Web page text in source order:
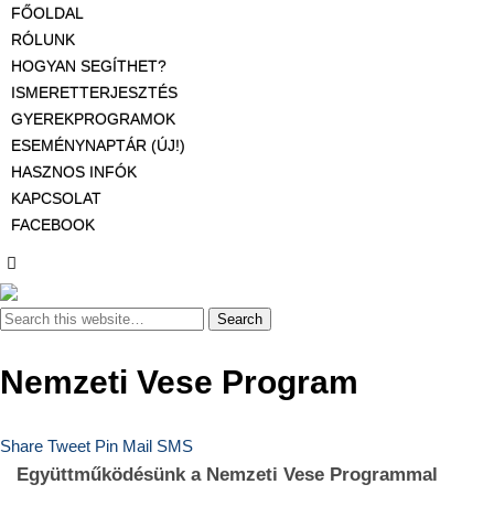
FŐOLDAL
RÓLUNK
HOGYAN SEGÍTHET?
ISMERETTERJESZTÉS
GYEREKPROGRAMOK
ESEMÉNYNAPTÁR (ÚJ!)
HASZNOS INFÓK
KAPCSOLAT
FACEBOOK
Nemzeti Vese Program
Share Tweet Pin Mail SMS
Együttműködésünk a Nemzeti Vese Programmal